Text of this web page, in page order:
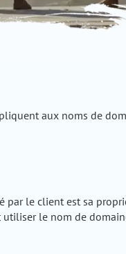
aux noms de
par le client est sa
utiliser le nom de